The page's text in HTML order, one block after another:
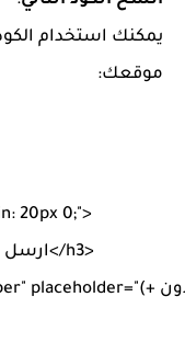
يمكنك استخدام الكود
موقعك:
20px 0;">
ارسل</h3>
" placeholder="+)